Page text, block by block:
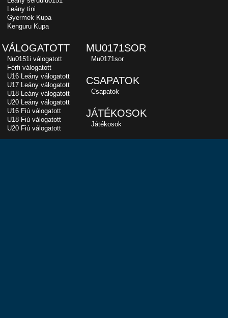
Leány tini
Gyermek Kupa
Kenguru Kupa
VÁLOGATOTT
Nu0151i válogatott
Férfi válogatott
U16 Leány válogatott
U17 Leány válogatott
U18 Leány válogatott
U20 Leány válogatott
U16 Fiú válogatott
U18 Fiú válogatott
U20 Fiú válogatott
MU0171SOR
Mu0171sor
CSAPATOK
Csapatok
JÁTÉKOSOK
Játékosok